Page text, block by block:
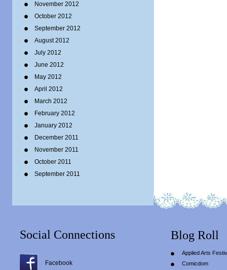
November 2012
October 2012
September 2012
August 2012
July 2012
June 2012
May 2012
April 2012
March 2012
February 2012
January 2012
December 2011
November 2011
October 2011
September 2011
Social Connections
Facebook
Blog Roll
Applied Arts
Comicdom